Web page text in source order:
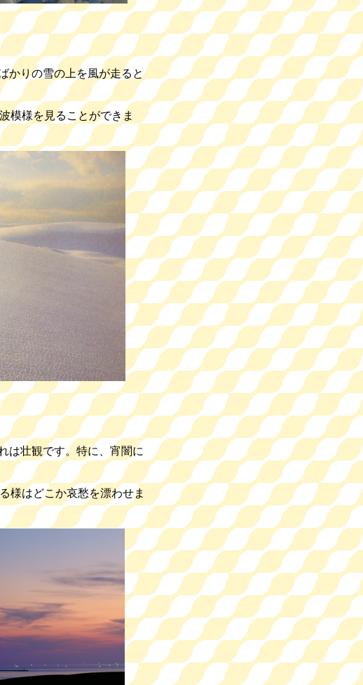
かりの雪の上を風が走ると
模様を見ることができま
は壮観です。特に、宵闇に
はどこか哀愁を漂わせま